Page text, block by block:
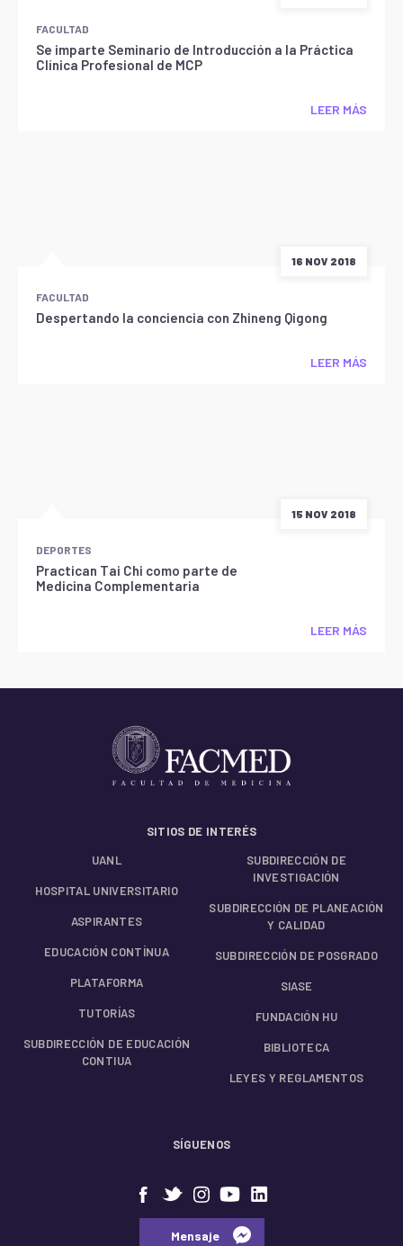
FACULTAD
Se imparte Seminario de Introducción a la Práctica
Clínica Profesional de MCP
LEER MÁS
16 NOV 2018
FACULTAD
Despertando la conciencia con Zhineng Qigong
LEER MÁS
15 NOV 2018
DEPORTES
Practican Tai Chi como parte de
Medicina Complementaria
LEER MÁS
SITIOS DE INTERÉS
UANL
HOSPITAL UNIVERSITARIO
ASPIRANTES
EDUCACIÓN CONTÍNUA
PLATAFORMA
TUTORÍAS
SUBDIRECCIÓN DE EDUCACIÓN
CONTIUA
SUBDIRECCIÓN DE
INVESTIGACIÓN
SUBDIRECCIÓN DE PLANEACIÓN
Y CALIDAD
SUBDIRECCIÓN DE POSGRADO
SIASE
FUNDACIÓN HU
BIBLIOTECA
LEYES Y REGLAMENTOS
SÍGUENOS
⠀⠀Mensaje⠀